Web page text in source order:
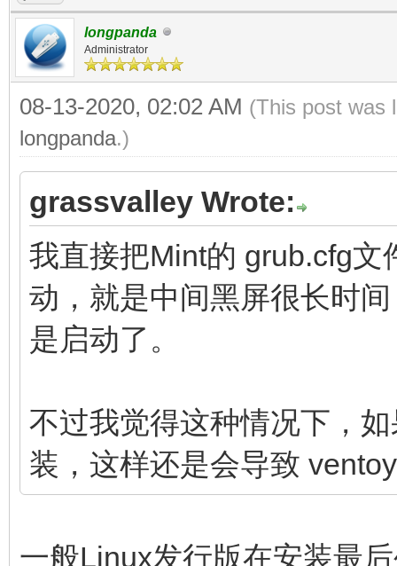
longpanda
Administrator
08-13-2020, 02:02 AM (This post was
longpanda.)
grassvalley Wrote:
我直接把Mint的 grub.cfg
动，就是中间黑屏很长时
是启动了。
不过我觉得这种情况下，
装，这样还是会导致
一般Linux发行版在安装最